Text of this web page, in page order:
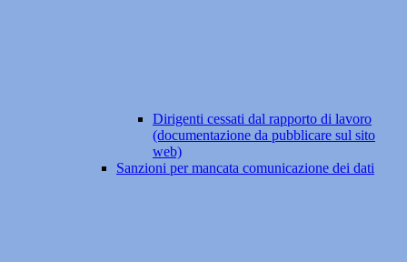
Dirigenti cessati dal rapporto di lavoro
(documentazione da pubblicare sul sito
web)
Sanzioni per mancata comunicazione dei dati